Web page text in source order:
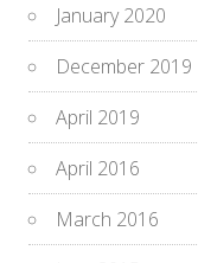
January 2020
December 2019
April 2019
April 2016
March 2016